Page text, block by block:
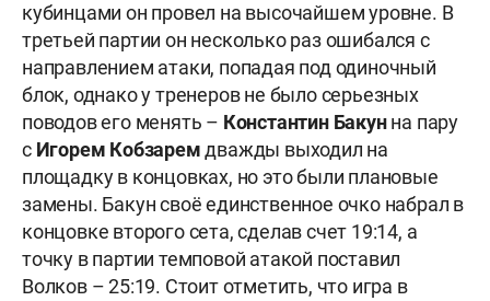
кубинцами он провел на высочайшем уровне. В
третьей партии он несколько раз ошибался с
направлением атаки, попадая под одиночный
блок, однако у тренеров не было серьезных
поводов его менять – Константин Бакунна пару
с Игорем Кобзаремдважды выходил на
площадку в концовках, но это были плановые
замены. Бакун своё единственное очко набрал в
концовке второго сета, сделав счет 19:14, а
точку в партии темповой атакой поставил
Волков – 25:19. Стоит отметить, что игра в